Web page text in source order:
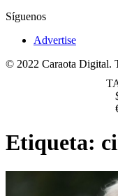
Síguenos
Advertise
© 2022 Caraota Digital.
Etiqueta: